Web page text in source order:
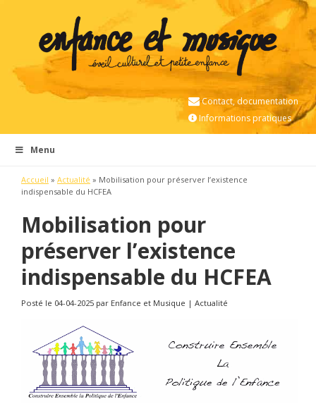
Contact, documentation
Informations pratiques
Menu
Accueil » Actualité » Mobilisation pour préserver l’existence
indispensable du HCFEA
Mobilisation pour
préserver l’existence
indispensable du HCFEA
Posté le 04-04-2025 par Enfance et Musique | Actualité